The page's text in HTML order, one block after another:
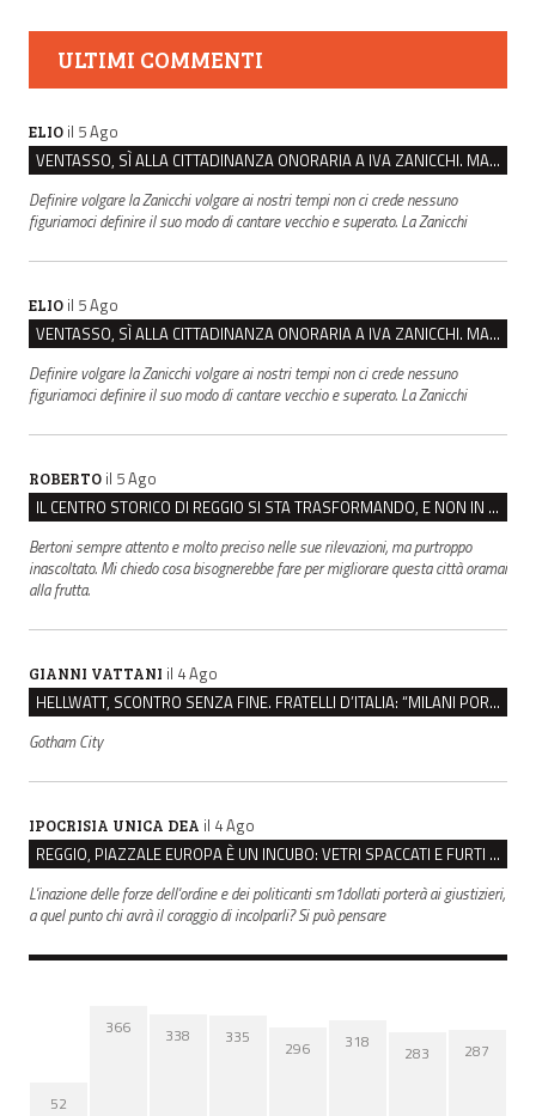
ULTIMI COMMENTI
ELIO il 5 Ago
VENTASSO, SÌ ALLA CITTADINANZA ONORARIA A IVA ZANICCHI. MA BARGIACCHI: “È DI PESSIMO GUSTO”
Definire volgare la Zanicchi volgare ai nostri tempi non ci crede nessuno
figuriamoci definire il suo modo di cantare vecchio e superato. La Zanicchi
ELIO il 5 Ago
VENTASSO, SÌ ALLA CITTADINANZA ONORARIA A IVA ZANICCHI. MA BARGIACCHI: “È DI PESSIMO GUSTO”
Definire volgare la Zanicchi volgare ai nostri tempi non ci crede nessuno
figuriamoci definire il suo modo di cantare vecchio e superato. La Zanicchi
ROBERTO il 5 Ago
IL CENTRO STORICO DI REGGIO SI STA TRASFORMANDO, E NON IN MEGLIO
Bertoni sempre attento e molto preciso nelle sue rilevazioni, ma purtroppo
inascoltato. Mi chiedo cosa bisognerebbe fare per migliorare questa città oramai
alla frutta.
GIANNI VATTANI il 4 Ago
HELLWATT, SCONTRO SENZA FINE. FRATELLI D’ITALIA: “MILANI PORTA DOCUMENTI, DE FRANCO INSULTI”
Gotham City
IPOCRISIA UNICA DEA il 4 Ago
REGGIO, PIAZZALE EUROPA È UN INCUBO: VETRI SPACCATI E FURTI SULLE AUTO IN SOSTA
L'inazione delle forze dell'ordine e dei politicanti sm1dollati porterà ai giustizieri,
a quel punto chi avrà il coraggio di incolparli? Si può pensare
52
366 338 335
296 318 283 287